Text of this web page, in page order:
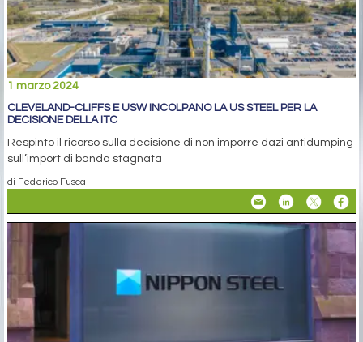
1 marzo 2024
CLEVELAND-CLIFFS E USW INCOLPANO LA US STEEL PER LA
DECISIONE DELLA ITC
Respinto il ricorso sulla decisione di non imporre dazi antidumping
sull’import di banda stagnata
di Federico Fusca